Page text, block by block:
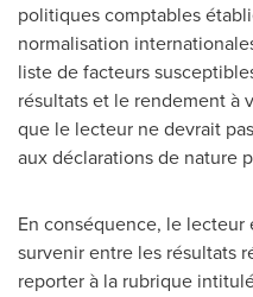
politiques comptables
normalisation
liste de facteurs
résultats et le rendement à
que le lecteur ne devrait
aux déclarations de nature
En conséquence, le
survenir entre les résultats
reporter à la rubrique